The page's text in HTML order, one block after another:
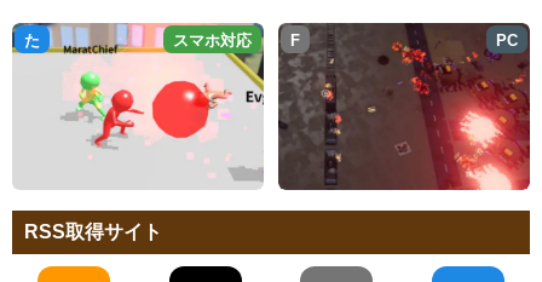
た スマホ対応 F PC
RSS取得サイト